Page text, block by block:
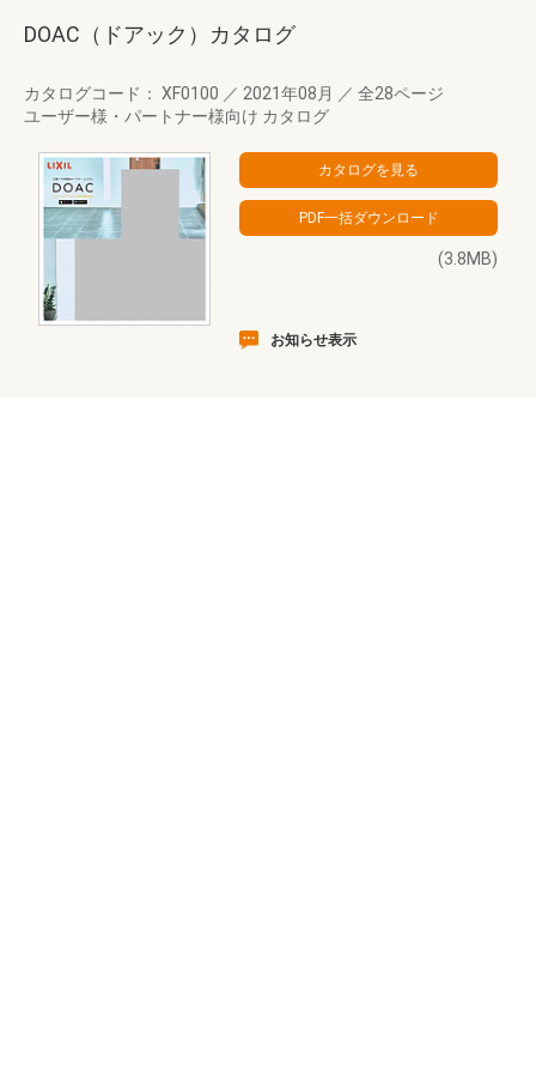
DOAC（ドアック）カタログ
カタログコード： XF0100 ／ 2021年08月 ／ 全28ページ
ユーザー様・パートナー様向け カタログ
(3.8MB)
お知らせ表示